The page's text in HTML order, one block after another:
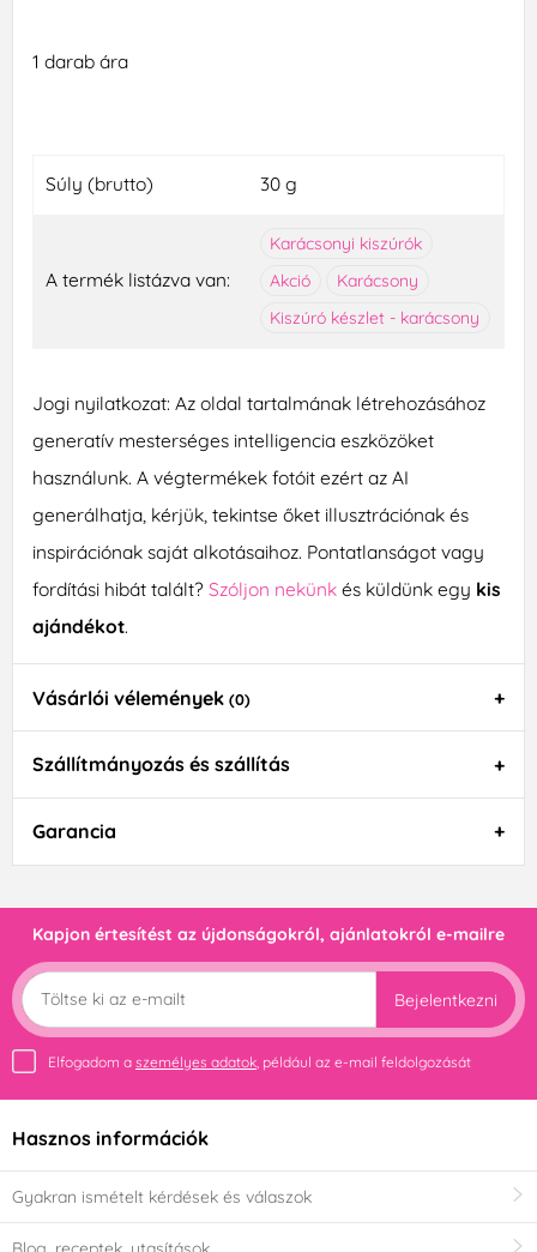
1 darab ára
Súly (brutto) 30 g
A termék listázva van:
Karácsonyi kiszúrók
Akció
Karácsony
Kiszúró készlet - karácsony
Jogi nyilatkozat: Az oldal tartalmának létrehozásához
generatív mesterséges intelligencia eszközöket
használunk. A végtermékek fotóit ezért az AI
generálhatja, kérjük, tekintse őket illusztrációnak és
inspirációnak saját alkotásaihoz. Pontatlanságot vagy
fordítási hibát talált? Szóljon nekünkés küldünk egy kis
ajándékot.
Vásárlói vélemények (0)
Szállítmányozás és szállítás
Garancia
Kapjon értesítést az újdonságokról, ajánlatokról e-mailre
Bejelentkezni
Elfogadom a személyes adatok, például az e-mail feldolgozását
Hasznos információk
Gyakran ismételt kérdések és válaszok